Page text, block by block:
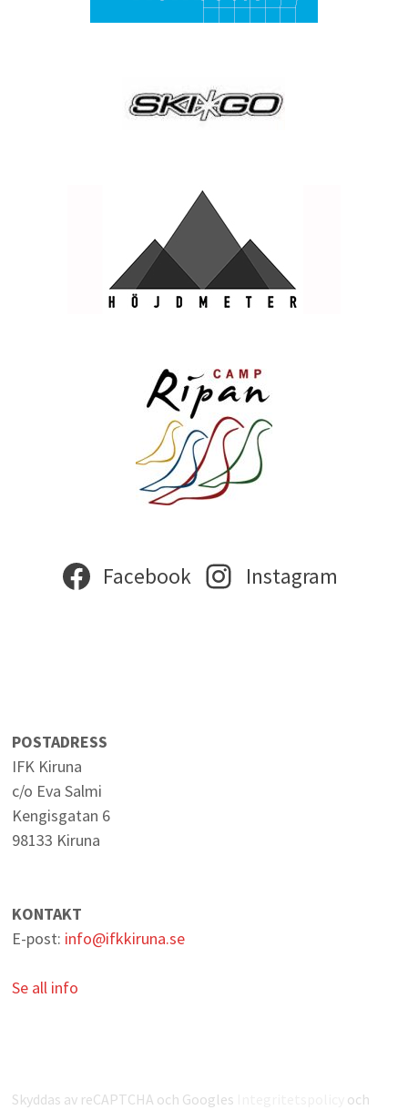
Facebook Instagram
POSTADRESS
IFK Kiruna
c/o Eva Salmi
Kengisgatan 6
98133 Kiruna
KONTAKT
E-post: info@ifkkiruna.se
Se all info
Skyddas av reCAPTCHA och Googles och